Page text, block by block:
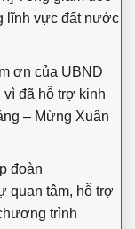
lĩnh vực đất nước
ơn của UBND
đã hỗ trợ kinh
– Mừng Xuân
đoàn
quan tâm, hỗ trợ
trình